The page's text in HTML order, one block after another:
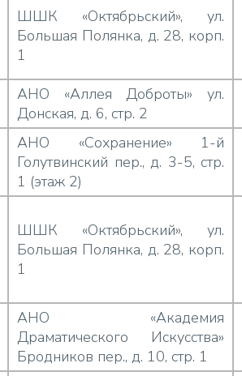
ШШК «Октябрьский», ул.
Большая Полянка, д. 28, корп.
1
АНО «Аллея Доброты» ул.
Донская, д. 6, стр. 2
АНО «Сохранение» 1-й
Голутвинский пер., д. 3-5, стр.
1 (этаж 2)
ШШК «Октябрьский», ул.
Большая Полянка, д. 28, корп.
1
АНО «Академия
Драматического Искусства»
Бродников пер., д. 10, стр. 1